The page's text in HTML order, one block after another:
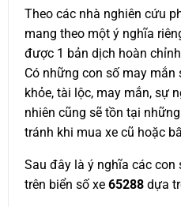
Theo các nhà nghiên cứu
mang theo một ý nghĩa
được 1 bản dịch hoàn
Có những con số may
khỏe, tài lộc, may mắn, sự
nhiên cũng sẽ tồn tại
tránh khi mua xe cũ hoặc
Sau đây là ý nghĩa các con
trên biển số xe 65288 dựa